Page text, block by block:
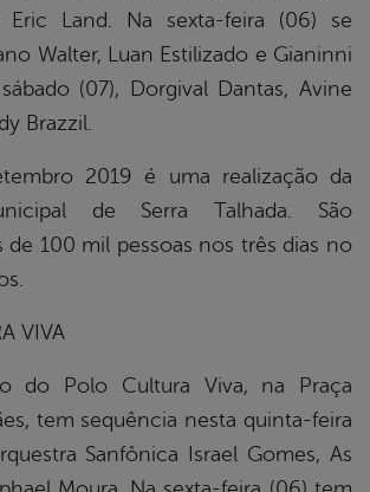
Land. Na sexta-feira (06) se
Walter, Luan Estilizado e Gianinni
(07), Dorgival Dantas, Avine
Brazzil.
2019 é uma realização da
de Serra Talhada. São
de 100 mil pessoas nos três dias no
VIVA
do Polo Cultura Viva, na Praça
tem sequência nesta quinta-feira
Sanfônica Israel Gomes, As